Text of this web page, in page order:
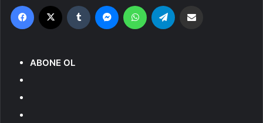
Facebook Tumblr MessengerWhatsApp
ABONE OL